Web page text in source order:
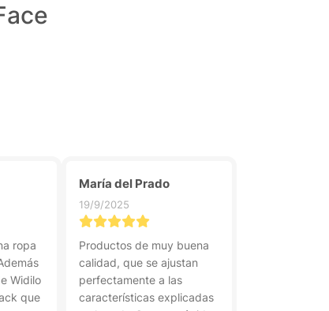
ropa
Widilo
que
María del Prado
19/9/2025
Productos de muy buena
calidad, que se ajustan
perfectamente a las
características explicadas